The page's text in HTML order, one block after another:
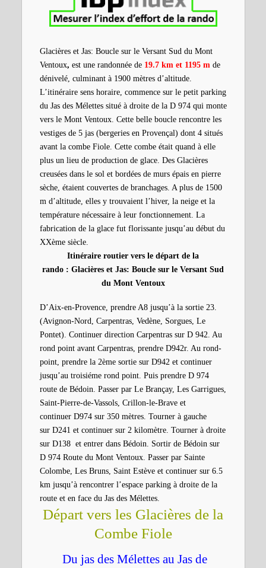
5 10 15
Distance (km)
Glacières et Jas: Boucle sur le Versant Sud du Mont
Ventoux, est une randonnée de 19.7 km et 1195 m de
dénivelé, culminant à 1900 mètres d’altitude.
L’itinéraire sens horaire, commence sur le petit parking
du Jas des Mélettes situé à droite de la D 974 qui monte
vers le Mont Ventoux. Cette belle boucle rencontre les
vestiges de 5 jas (bergeries en Provençal) dont 4 situés
avant la combe Fiole. Cette combe était quand à elle
plus un lieu de production de glace. Des Glacières
creusées dans le sol et bordées de murs épais en pierre
sèche, étaient couvertes de branchages. A plus de 1500
m d’altitude, elles y trouvaient l’hiver, la neige et la
température nécessaire à leur fonctionnement. La
fabrication de la glace fut florissante jusqu’au début du
XXème siècle.
Itinéraire routier vers le départ de la
rando : Glacières et Jas: Boucle sur le Versant Sud
du Mont Ventoux
D’Aix-en-Provence, prendre A8 jusqu’à la sortie 23.
(Avignon-Nord, Carpentras, Vedène, Sorgues, Le
Pontet). Continuer direction Carpentras sur D 942. Au
rond point avant Carpentras, prendre D942r. Au rond-
point, prendre la 2ème sortie sur D942 et continuer
jusqu’au troisiéme rond point. Puis prendre D 974
route de Bédoin. Passer par Le Brançay, Les Garrigues,
Saint-Pierre-de-Vassols, Crillon-le-Brave et
continuer D974 sur 350 mètres. Tourner à gauche
sur D241 et continuer sur 2 kilomètre. Tourner à droite
sur D138 et entrer dans Bédoin. Sortir de Bédoin sur
D 974 Route du Mont Ventoux. Passer par Sainte
Colombe, Les Bruns, Saint Estève et continuer sur 6.5
km jusqu’à rencontrer l’espace parking à droite de la
route et en face du Jas des Mélettes.
Départ vers les Glacières de la
Combe Fiole
Du jas des Mélettes au Jas de